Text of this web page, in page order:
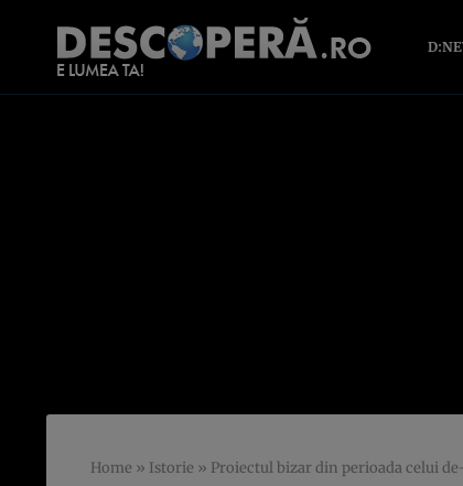
Home » Istorie » Proiectul bizar din perioada celui de-Al